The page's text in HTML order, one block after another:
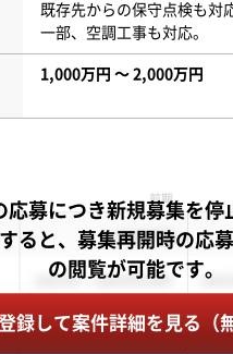
既存先からの保守点検も対
一部、空調工事も対応。
1,000万円 〜 2,000万円
応募につき新規募集を停
ると、募集再開時の応
録して案件詳細を見る（